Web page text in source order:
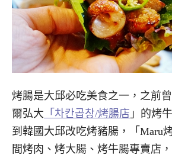
烤腸是大邱必吃美食之一，之前
爾弘大 「차칸곱창/烤腸店 」的烤
到韓國大邱改吃烤豬腸，「Maru
間烤肉、烤大腸、烤牛腸專賣店